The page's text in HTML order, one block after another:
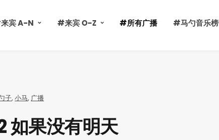
宾 A-N #来宾 O-Z #所有广播 #马勺音乐榜
子, 小马, 广播
如果没有明天